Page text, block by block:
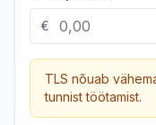
€
TLS nõuab
tunnist töötamist.